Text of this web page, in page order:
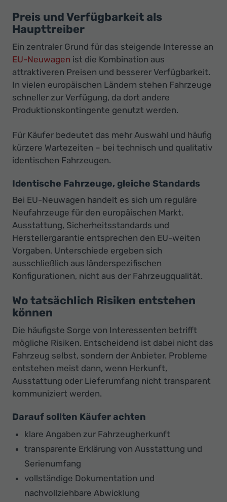
Preis und Verfügbarkeit als
Haupttreiber
Ein zentraler Grund für das steigende Interesse an
EU-Neuwagen ist die Kombination aus
attraktiveren Preisen und besserer Verfügbarkeit.
In vielen europäischen Ländern stehen Fahrzeuge
schneller zur Verfügung, da dort andere
Produktionskontingente genutzt werden.
Für Käufer bedeutet das mehr Auswahl und häufig
kürzere Wartezeiten – bei technisch und qualitativ
identischen Fahrzeugen.
Identische Fahrzeuge, gleiche Standards
Bei EU-Neuwagen handelt es sich um reguläre
Neufahrzeuge für den europäischen Markt.
Ausstattung, Sicherheitsstandards und
Herstellergarantie entsprechen den EU-weiten
Vorgaben. Unterschiede ergeben sich
ausschließlich aus länderspezifischen
Konfigurationen, nicht aus der Fahrzeugqualität.
Wo tatsächlich Risiken entstehen
können
Die häufigste Sorge von Interessenten betrifft
mögliche Risiken. Entscheidend ist dabei nicht das
Fahrzeug selbst, sondern der Anbieter. Probleme
entstehen meist dann, wenn Herkunft,
Ausstattung oder Lieferumfang nicht transparent
kommuniziert werden.
Darauf sollten Käufer achten
klare Angaben zur Fahrzeugherkunft
transparente Erklärung von Ausstattung und
Serienumfang
vollständige Dokumentation und
nachvollziehbare Abwicklung